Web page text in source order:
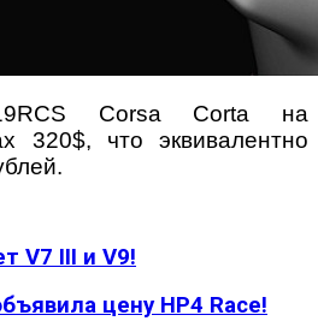
Corsa Corta на
320$, что эквивалентно
V7 III и V9!
цену HP4 Race!